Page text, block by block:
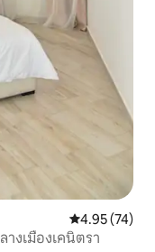
คะแนนเฉลี่ย
4.95 (74)
งเมืองเคนิตรา